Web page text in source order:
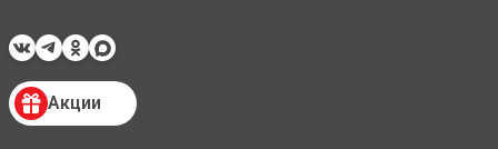
Акции